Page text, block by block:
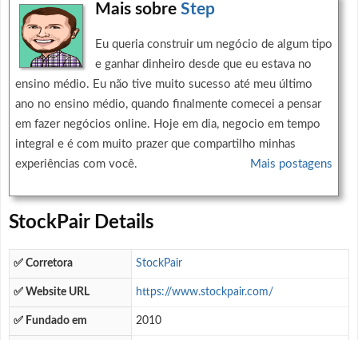
Mais sobre Step
Eu queria construir um negócio de algum tipo
e ganhar dinheiro desde que eu estava no
ensino médio. Eu não tive muito sucesso até meu último
ano no ensino médio, quando finalmente comecei a pensar
em fazer negócios online. Hoje em dia, negocio em tempo
integral e é com muito prazer que compartilho minhas
experiências com você.
Mais postagens
StockPair Details
✅ Corretora StockPair
✅ Website URL https://www.stockpair.com/
✅ Fundado em 2010